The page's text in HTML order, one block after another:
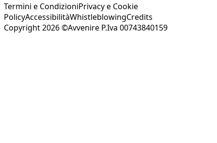
Termini e CondizioniPrivacy e Cookie
PolicyAccessibilitàWhistleblowingCredits
Copyright 2026 ©Avvenire P.Iva 00743840159